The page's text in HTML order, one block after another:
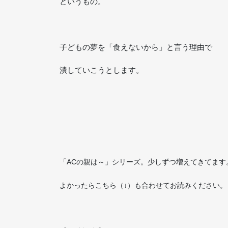
子どもの夢を「食えないから」と言う理由で
潰していこうとします。
「ACの親は～」シリーズ。少しずつ増えてきてます
よかったらこちら（↓）も合わせてお読みください。